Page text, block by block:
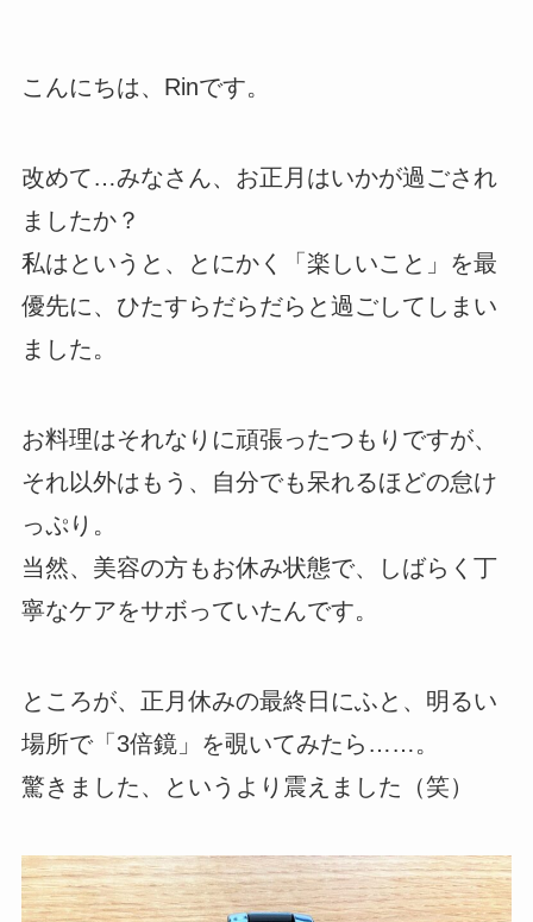
こんにちは、Rinです。
改めて…みなさん、お正月はいかが過ごされ
ましたか？
私はというと、とにかく「楽しいこと」を最
優先に、ひたすらだらだらと過ごしてしまい
ました。
お料理はそれなりに頑張ったつもりですが、
それ以外はもう、自分でも呆れるほどの怠け
っぷり。
当然、美容の方もお休み状態で、しばらく丁
寧なケアをサボっていたんです。
ところが、正月休みの最終日にふと、明るい
場所で「3倍鏡」を覗いてみたら……。
驚きました、というより震えました（笑）